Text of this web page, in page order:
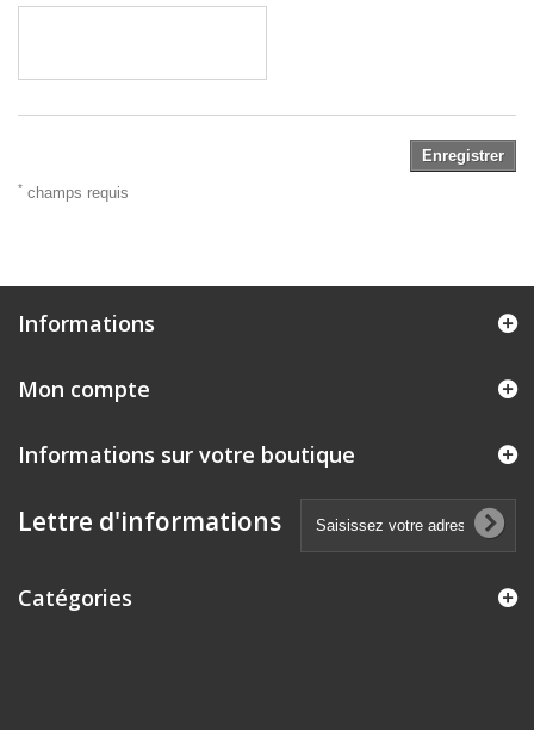
Enregistrer
* champs requis
Informations
Mon compte
Informations sur votre boutique
Lettre d'informations
Catégories